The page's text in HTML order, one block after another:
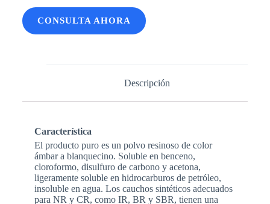
CONSULTA AHORA
Descripción
Característica
El producto puro es un polvo resinoso de color
ámbar a blanquecino. Soluble en benceno,
cloroformo, disulfuro de carbono y acetona,
ligeramente soluble en hidrocarburos de petróleo,
insoluble en agua. Los cauchos sintéticos adecuados
para NR y CR, como IR, BR y SBR, tienen una